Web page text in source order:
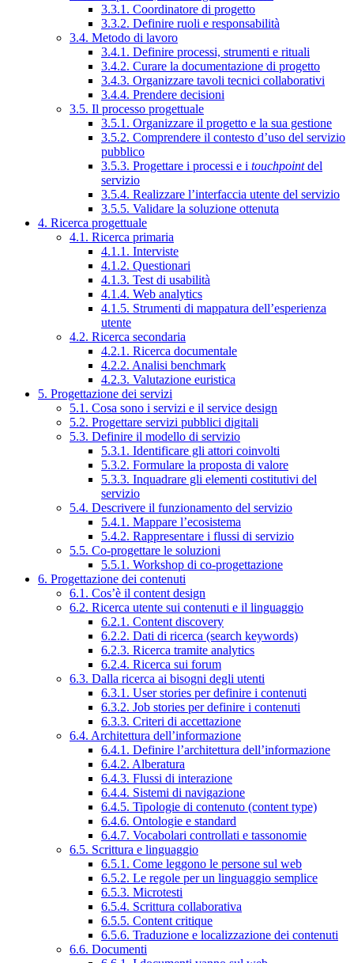
3.3.1. Coordinatore di progetto
3.3.2. Definire ruoli e responsabilità
3.4. Metodo di lavoro
3.4.1. Definire processi, strumenti e rituali
3.4.2. Curare la documentazione di progetto
3.4.3. Organizzare tavoli tecnici collaborativi
3.4.4. Prendere decisioni
3.5. Il processo progettuale
3.5.1. Organizzare il progetto e la sua gestione
3.5.2. Comprendere il contesto d’uso del servizio
pubblico
3.5.3. Progettare i processi e i touchpointdel
servizio
3.5.4. Realizzare l’interfaccia utente del servizio
3.5.5. Validare la soluzione ottenuta
4. Ricerca progettuale
4.1. Ricerca primaria
4.1.1. Interviste
4.1.2. Questionari
4.1.3. Test di usabilità
4.1.4. Web analytics
4.1.5. Strumenti di mappatura dell’esperienza
utente
4.2. Ricerca secondaria
4.2.1. Ricerca documentale
4.2.2. Analisi benchmark
4.2.3. Valutazione euristica
5. Progettazione dei servizi
5.1. Cosa sono i servizi e il service design
5.2. Progettare servizi pubblici digitali
5.3. Definire il modello di servizio
5.3.1. Identificare gli attori coinvolti
5.3.2. Formulare la proposta di valore
5.3.3. Inquadrare gli elementi costitutivi del
servizio
5.4. Descrivere il funzionamento del servizio
5.4.1. Mappare l’ecosistema
5.4.2. Rappresentare i flussi di servizio
5.5. Co-progettare le soluzioni
5.5.1. Workshop di co-progettazione
6. Progettazione dei contenuti
6.1. Cos’è il content design
6.2. Ricerca utente sui contenuti e il linguaggio
6.2.1. Content discovery
6.2.2. Dati di ricerca (search keywords)
6.2.3. Ricerca tramite analytics
6.2.4. Ricerca sui forum
6.3. Dalla ricerca ai bisogni degli utenti
6.3.1. User stories per definire i contenuti
6.3.2. Job stories per definire i contenuti
6.3.3. Criteri di accettazione
6.4. Architettura dell’informazione
6.4.1. Definire l’architettura dell’informazione
6.4.2. Alberatura
6.4.3. Flussi di interazione
6.4.4. Sistemi di navigazione
6.4.5. Tipologie di contenuto (content type)
6.4.6. Ontologie e standard
6.4.7. Vocabolari controllati e tassonomie
6.5. Scrittura e linguaggio
6.5.1. Come leggono le persone sul web
6.5.2. Le regole per un linguaggio semplice
6.5.3. Microtesti
6.5.4. Scrittura collaborativa
6.5.5. Content critique
6.5.6. Traduzione e localizzazione dei contenuti
6.6. Documenti